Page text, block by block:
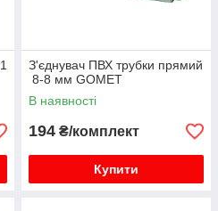
З'єднувач ПВХ трубки прямий
8-8 мм GOMET
В наявності
194 ₴/комплект
Купити